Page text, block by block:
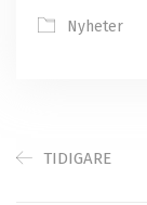
Nyheter
TIDIGARE